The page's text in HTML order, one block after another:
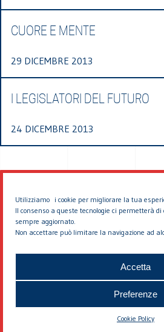
Utilizziamo i cookie per migliorare la tua
Il consenso a queste tecnologie ci permetterà
sempre aggiornato.
Non accettare può limitare la navigazione ad
Accetta
Preferenze
Cookie Policy
CUORE E MENTE
29 DICEMBRE 2013
I LEGISLATORI DEL FUTURO
24 DICEMBRE 2013
© 2026